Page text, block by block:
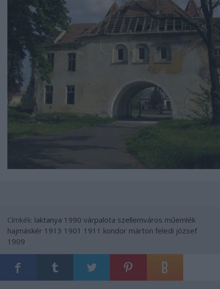
Címkék: laktanya 1990 várpalota szellemváros műemlék
hajmáskér 1913 1901 1911 kondor márton feledi józsef
1909